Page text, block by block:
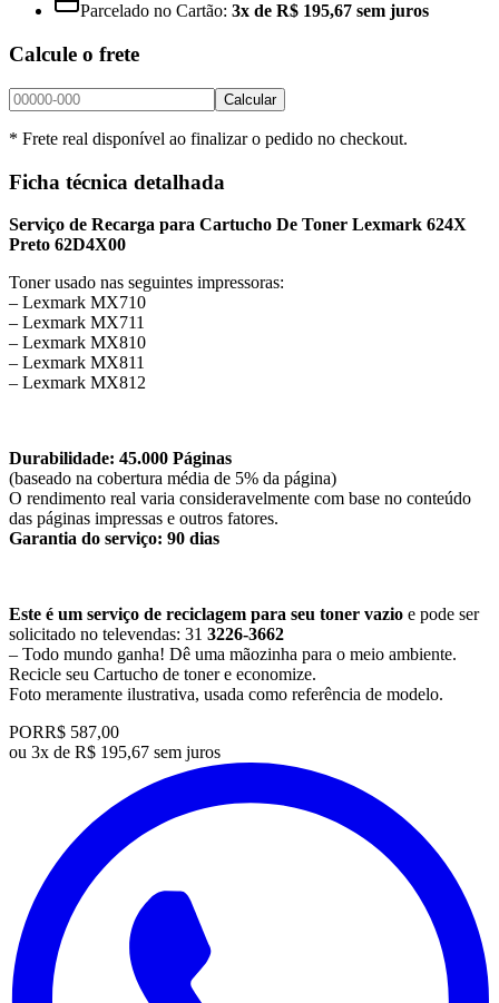
Parcelado no Cartão: 3x de R$ 195,67 sem juros
Calcule o frete
Calcular
* Frete real disponível ao finalizar o pedido no checkout.
Ficha técnica detalhada
Serviço de Recarga para Cartucho De Toner Lexmark 624X
Preto 62D4X00
Toner usado nas seguintes impressoras:
– Lexmark MX710
– Lexmark MX711
– Lexmark MX810
– Lexmark MX811
– Lexmark MX812
Durabilidade: 45.000 Páginas
(baseado na cobertura média de 5% da página)
O rendimento real varia consideravelmente com base no conteúdo
das páginas impressas e outros fatores.
Garantia do serviço: 90 dias
Este é um serviço de reciclagem para seu toner vazio e pode ser
solicitado no televendas: 31 3226-3662
– Todo mundo ganha! Dê uma mãozinha para o meio ambiente.
Recicle seu Cartucho de toner e economize.
​Foto meramente ilustrativa, usada como referência de modelo.
PORR$ 587,00
ou 3x de R$ 195,67 sem juros